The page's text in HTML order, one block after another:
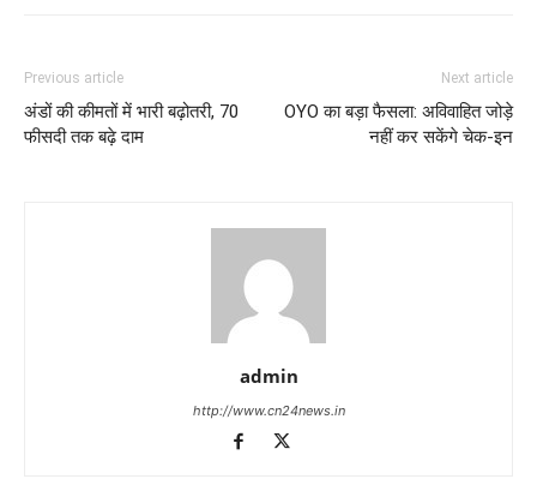
Previous article
अंडों की कीमतों में भारी बढ़ोतरी, 70
फीसदी तक बढ़े दाम
Next article
OYO का बड़ा फैसला: अविवाहित जोड़े
नहीं कर सकेंगे चेक-इन
admin
http://www.cn24news.in